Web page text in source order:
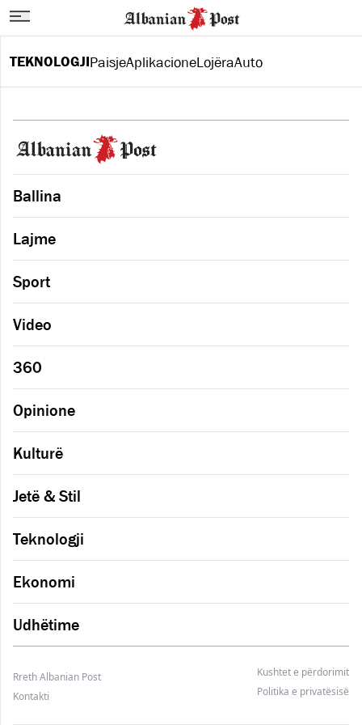
TEKNOLOGJIPaisjeAplikacioneLojëraAuto
Ballina
Lajme
Sport
Video
360
Opinione
Kulturë
Jetë & Stil
Teknologji
Ekonomi
Udhëtime
Rreth Albanian Post
Kushtet e përdorimit
Kontakti
Politika e privatësisë